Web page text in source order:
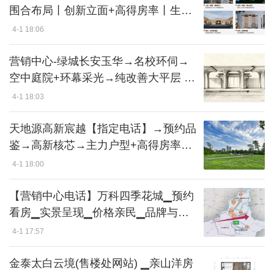
围合布局丨创新立面+高得房率丨生态
优越
4-1 18:06
营销中心-绿城长安玉华→名校环伺→
空中庭院+环幕采光→纯改善大平层 →
低密宜居
4-1 18:03
天地源高新宸越【指定电话】→预约品
鉴→高新核芯→主力户型+高得房率→
宜居板块
4-1 18:00
【营销中心电话】万科四季花城▁预约
看房▁实景呈现▁价格亲民▁品牌与物
业可靠
4-1 17:57
金泰太白云境(售楼处网站) ▁亲山洋房